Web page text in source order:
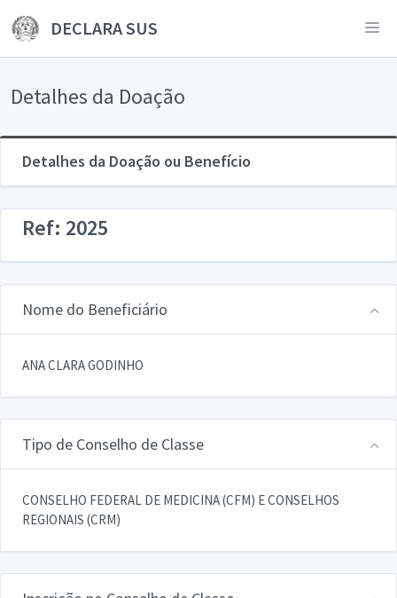
DECLARA SUS
Detalhes da Doação
Detalhes da Doação ou Benefício
Ref: 2025
Nome do Beneficiário
ANA CLARA GODINHO
Tipo de Conselho de Classe
CONSELHO FEDERAL DE MEDICINA (CFM) E CONSELHOS
REGIONAIS (CRM)